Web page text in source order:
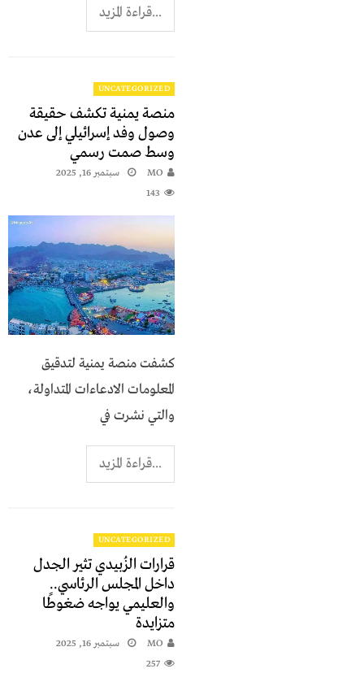
...قراءة المزيد
UNCATEGORIZED
منصة يمنية تكشف حقيقة
وصول وفد إسرائيلي إلى عدن
وسط صمت رسمي
MO
سبتمبر 16, 2025
143
كشفت منصة يمنية لتدقيق
المعلومات الادعاءات المتداولة،
والتي نشرت في
...قراءة المزيد
UNCATEGORIZED
قرارات الزُبيدي تثير الجدل
داخل المجلس الرئاسي..
والعليمي يواجه ضغوطًا
متزايدة
MO
سبتمبر 16, 2025
257